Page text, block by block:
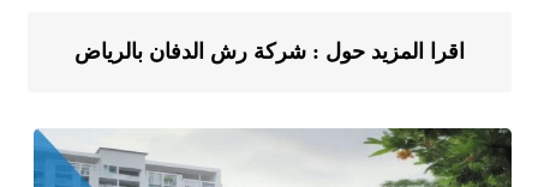
اقرا المزيد حول :شركة رش الدفان بالرياض